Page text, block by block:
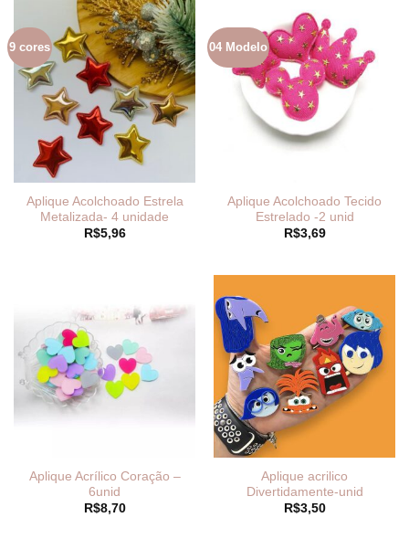
9 cores
Aplique Acolchoado Estrela
Metalizada- 4 unidade
R$5,96
04 Modelo
Aplique Acolchoado Tecido
Estrelado -2 unid
R$3,69
Aplique Acrílico Coração –
6unid
R$8,70
Aplique acrilico
Divertidamente-unid
R$3,50